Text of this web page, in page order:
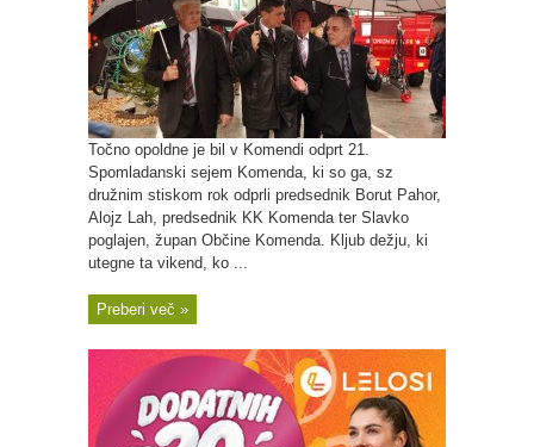
Točno opoldne je bil v Komendi odprt 21.
Spomladanski sejem Komenda, ki so ga, sz
družnim stiskom rok odprli predsednik Borut Pahor,
Alojz Lah, predsednik KK Komenda ter Slavko
poglajen, župan Občine Komenda. Kljub dežju, ki
utegne ta vikend, ko ...
Preberi več »